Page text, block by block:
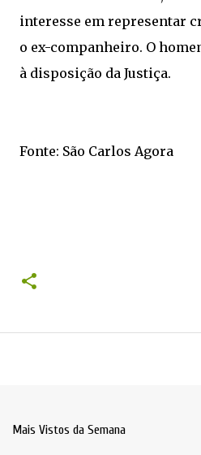
interesse em representar
o ex-companheiro. O
à disposição da Justiça.
Fonte: São Carlos Agora
Mais Vistos da Semana